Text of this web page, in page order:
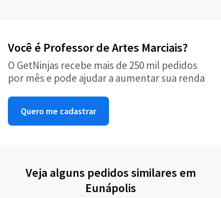
Você é Professor de Artes Marciais?
O GetNinjas recebe mais de 250 mil pedidos
por mês e pode ajudar a aumentar sua renda
Quero me cadastrar
Veja alguns pedidos similares em
Eunápolis